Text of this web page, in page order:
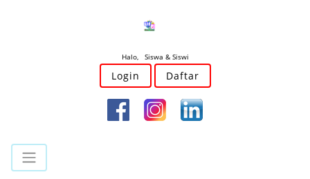
Halo, Siswa & Siswi
Login Daftar